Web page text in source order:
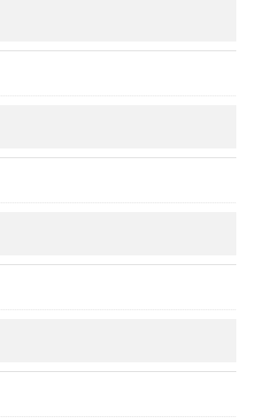
。
個人情報の開示･訂正･削除・利
正･削除・利用停止の具体的手続